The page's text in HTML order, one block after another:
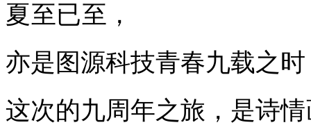
夏至已至，
亦是图源科技青春九载之时
这次的九周年之旅，是诗